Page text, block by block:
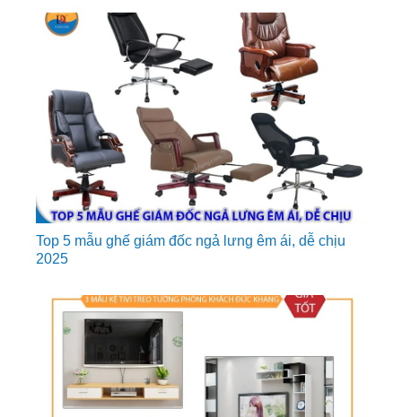
Top 5 mẫu ghế giám đốc ngả lưng êm ái, dễ chịu
2025